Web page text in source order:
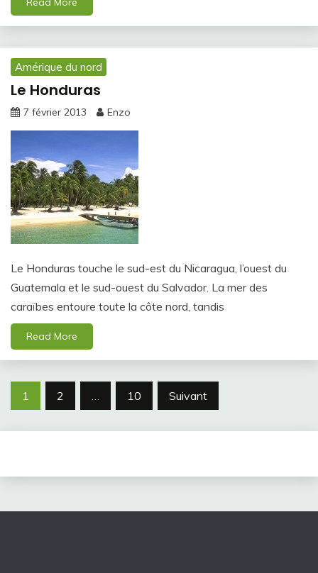
Amérique du nord
Le Honduras
7 février 2013 Enzo
Le Honduras touche le sud-est du Nicaragua, l’ouest du
Guatemala et le sud-ouest du Salvador. La mer des
caraïbes entoure toute la côte nord, tandis
Read More
Navigation
1 2 … 10 Suivant